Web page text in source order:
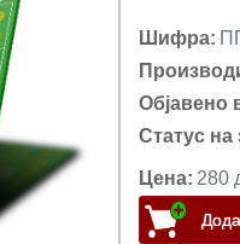
Шифра:
Објавено
Статус на
Цена: 280